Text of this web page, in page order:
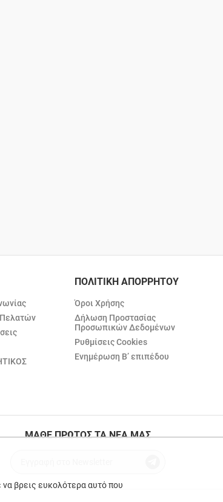
ΠΟΛΙΤΙΚΗ ΑΠΟΡΡΗΤΟΥ
Όροι Χρήσης
Δήλωση Προστασίας
Προσωπικών Δεδομένων
Ρυθμίσεις Cookies
Ενημέρωση Β’ επιπέδου
ΜΑΘΕ ΠΡΩΤΟΣ ΤΑ ΝΕΑ ΜΑΣ
βρεις ευκολότερα αυτό που